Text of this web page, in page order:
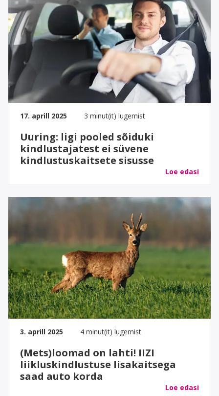
17. aprill 2025 3 minut(it) lugemist
Uuring: ligi pooled sõiduki
kindlustajatest ei süvene
kindlustuskaitsete sisusse
Loe edasi
3. aprill 2025 4 minut(it) lugemist
(Mets)loomad on lahti! IIZI
liikluskindlustuse lisakaitsega
saad auto korda
Loe edasi